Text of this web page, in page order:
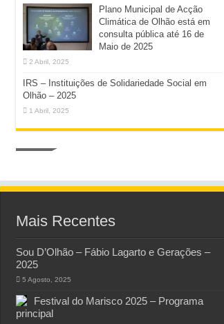
Plano Municipal de Acção
Climática de Olhão está em
consulta pública até 16 de
Maio de 2025
2 Abril, 2025
IRS – Instituições de Solidariedade Social em
Olhão – 2025
1 Abril, 2025
Mais Recentes
Sou D’Olhão – Fábio Lagarto e Gerações –
2025
5 Agosto, 2025
Festival do Marisco 2025 – Programa
principal